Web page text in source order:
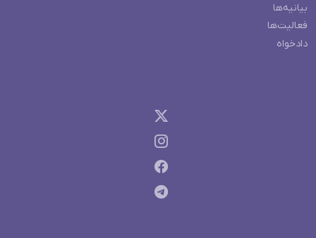
بیانیه‌ها
فعالیت‌ها
دادخواه